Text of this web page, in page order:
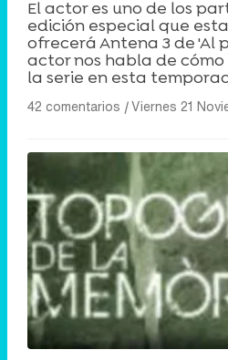
El actor es uno de los
edición especial que
ofrecerá Antena 3 de 'Al
actor nos habla de
la serie en esta
42 comentarios |Viernes 21